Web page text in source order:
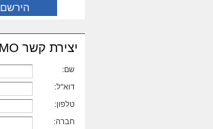
הירשם
יצירת קשר EGMO
שם:
דוא''ל:
טלפון:
חברה: